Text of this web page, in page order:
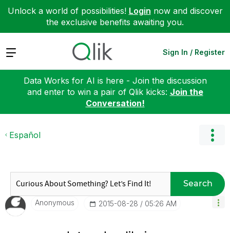
Unlock a world of possibilities! Login now and discover
the exclusive benefits awaiting you.
Expand Sign In / Register
Data Works for AI is here - Join the discussion
and enter to win a pair of Qlik kicks: Join the
Conversation!
Español
Search
Anonymous ‎2015-08-28 05:26 AM